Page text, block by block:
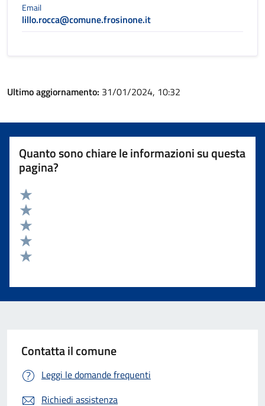
Email
lillo.rocca@comune.frosinone.it
Ultimo aggiornamento: 31/01/2024, 10:32
Quanto sono chiare le informazioni su questa
pagina?
Valuta 5 stelle su 5
Valuta 4 stelle su 5
Valuta 3 stelle su 5
Valuta 2 stelle su 5
Contatta il comune
Leggi le domande frequenti
Richiedi assistenza